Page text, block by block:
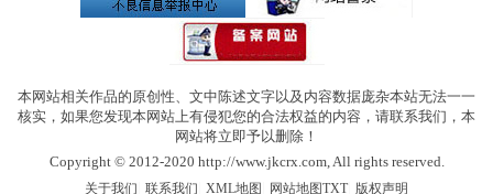
本网站相关作品的原创性、文中陈述文字以及内容数据庞杂本站无法一一
核实，如果您发现本网站上有侵犯您的合法权益的内容，请联系我们，本
网站将立即予以删除！
Copyright © 2012-2020 http://www.jkcrx.com, All rights reserved.
关于我们 联系我们 XML地图 网站地图TXT| 版权声明